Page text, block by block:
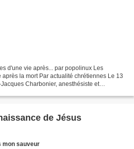
d'une vie après... par popolinux Les
la mort Par actualité chrétiennes Le 13
Charbonier, anesthésiste et
de Jésus
mon sauveur